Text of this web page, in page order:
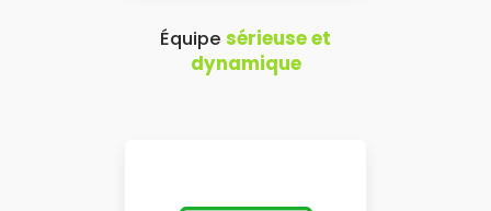
Équipe sérieuse et
dynamique